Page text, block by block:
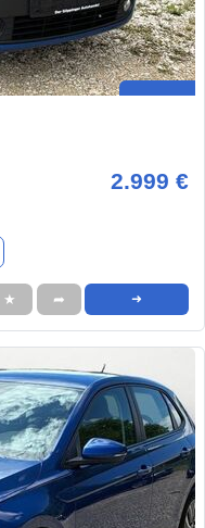
2.999 €
★ ➦ ➜